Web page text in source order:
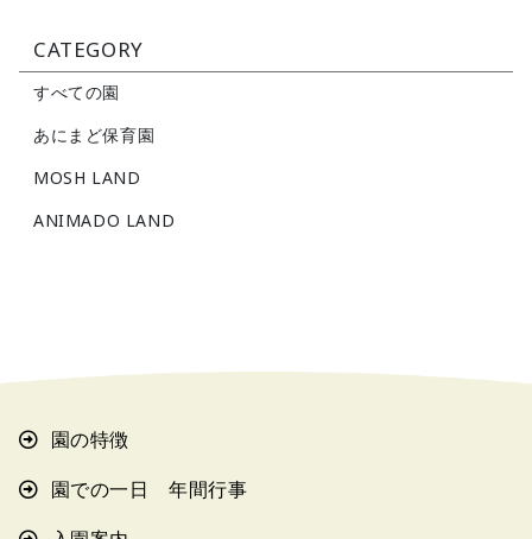
CATEGORY
すべての園
あにまど保育園
MOSH LAND
ANIMADO LAND
園の特徴
園での一日 年間行事